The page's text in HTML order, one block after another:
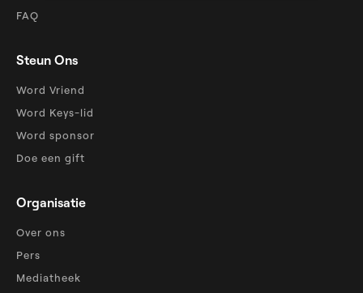
FAQ
Steun Ons
Word Vriend
Word Keys-lid
Word sponsor
Doe een gift
Organisatie
Over ons
Pers
Mediatheek